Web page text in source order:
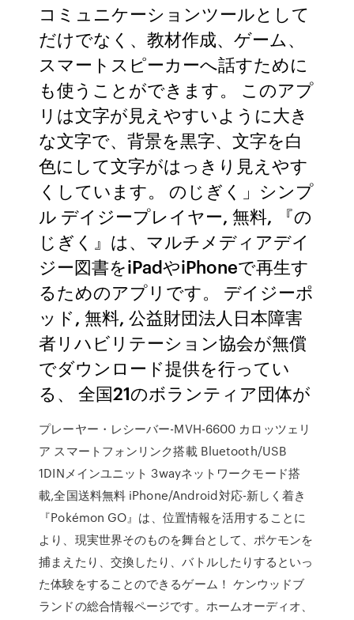
コミュニケーションツールとして
だけでなく、教材作成、ゲーム、
スマートスピーカーへ話すために
も使うことができます。 このアプ
リは文字が見えやすいように大き
な文字で、背景を黒字、文字を白
色にして文字がはっきり見えやす
くしています。 のじぎく」シンプ
ル デイジープレイヤー, 無料, 『の
じぎく』は、マルチメディアデイ
ジー図書をiPadやiPhoneで再生す
るためのアプリです。 デイジーポ
ッド, 無料, 公益財団法人日本障害
者リハビリテーション協会が無償
でダウンロード提供を行ってい
る、 全国21のボランティア団体が
プレーヤー・レシーバー-MVH-6600 カロッツェリ
ア スマートフォンリンク搭載 Bluetooth/USB
1DINメインユニット 3wayネットワークモード搭
載,全国送料無料 iPhone/Android対応-新しく着き
『Pokémon GO』は、位置情報を活用することに
より、現実世界そのものを舞台として、ポケモンを
捕まえたり、交換したり、バトルしたりするといっ
た体験をすることのできるゲーム！ ケンウッドブ
ランドの総合情報ページです。ホームオーディオ、